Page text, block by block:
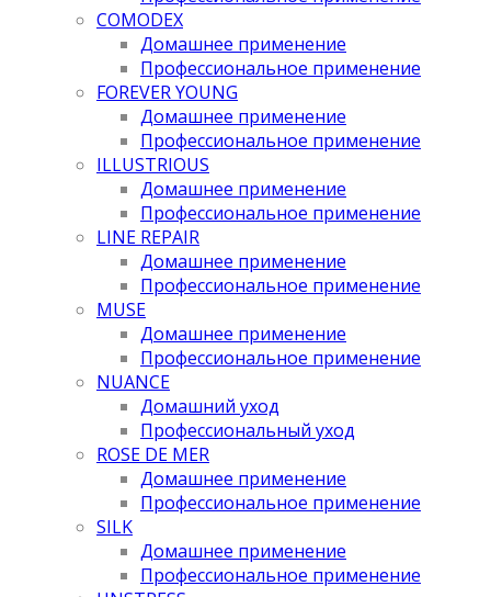
COMODEX
Домашнее применение
Профессиональное применение
FOREVER YOUNG
Домашнее применение
Профессиональное применение
ILLUSTRIOUS
Домашнее применение
Профессиональное применение
LINE REPAIR
Домашнее применение
Профессиональное применение
MUSE
Домашнее применение
Профессиональное применение
NUANCE
Домашний уход
Профессиональный уход
ROSE DE MER
Домашнее применение
Профессиональное применение
SILK
Домашнее применение
Профессиональное применение